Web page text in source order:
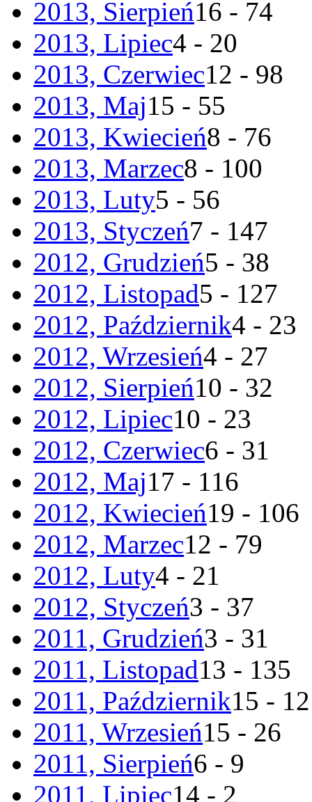
2013, Sierpień16 - 74
2013, Lipiec4 - 20
2013, Czerwiec12 - 98
2013, Maj15 - 55
2013, Kwiecień8 - 76
2013, Marzec8 - 100
2013, Luty5 - 56
2013, Styczeń7 - 147
2012, Grudzień5 - 38
2012, Listopad5 - 127
2012, Październik4 - 23
2012, Wrzesień4 - 27
2012, Sierpień10 - 32
2012, Lipiec10 - 23
2012, Czerwiec6 - 31
2012, Maj17 - 116
2012, Kwiecień19 - 106
2012, Marzec12 - 79
2012, Luty4 - 21
2012, Styczeń3 - 37
2011, Grudzień3 - 31
2011, Listopad13 - 135
2011, Październik15 -
2011, Wrzesień15 - 26
2011, Sierpień6 - 9
2011, Lipiec14 - 2